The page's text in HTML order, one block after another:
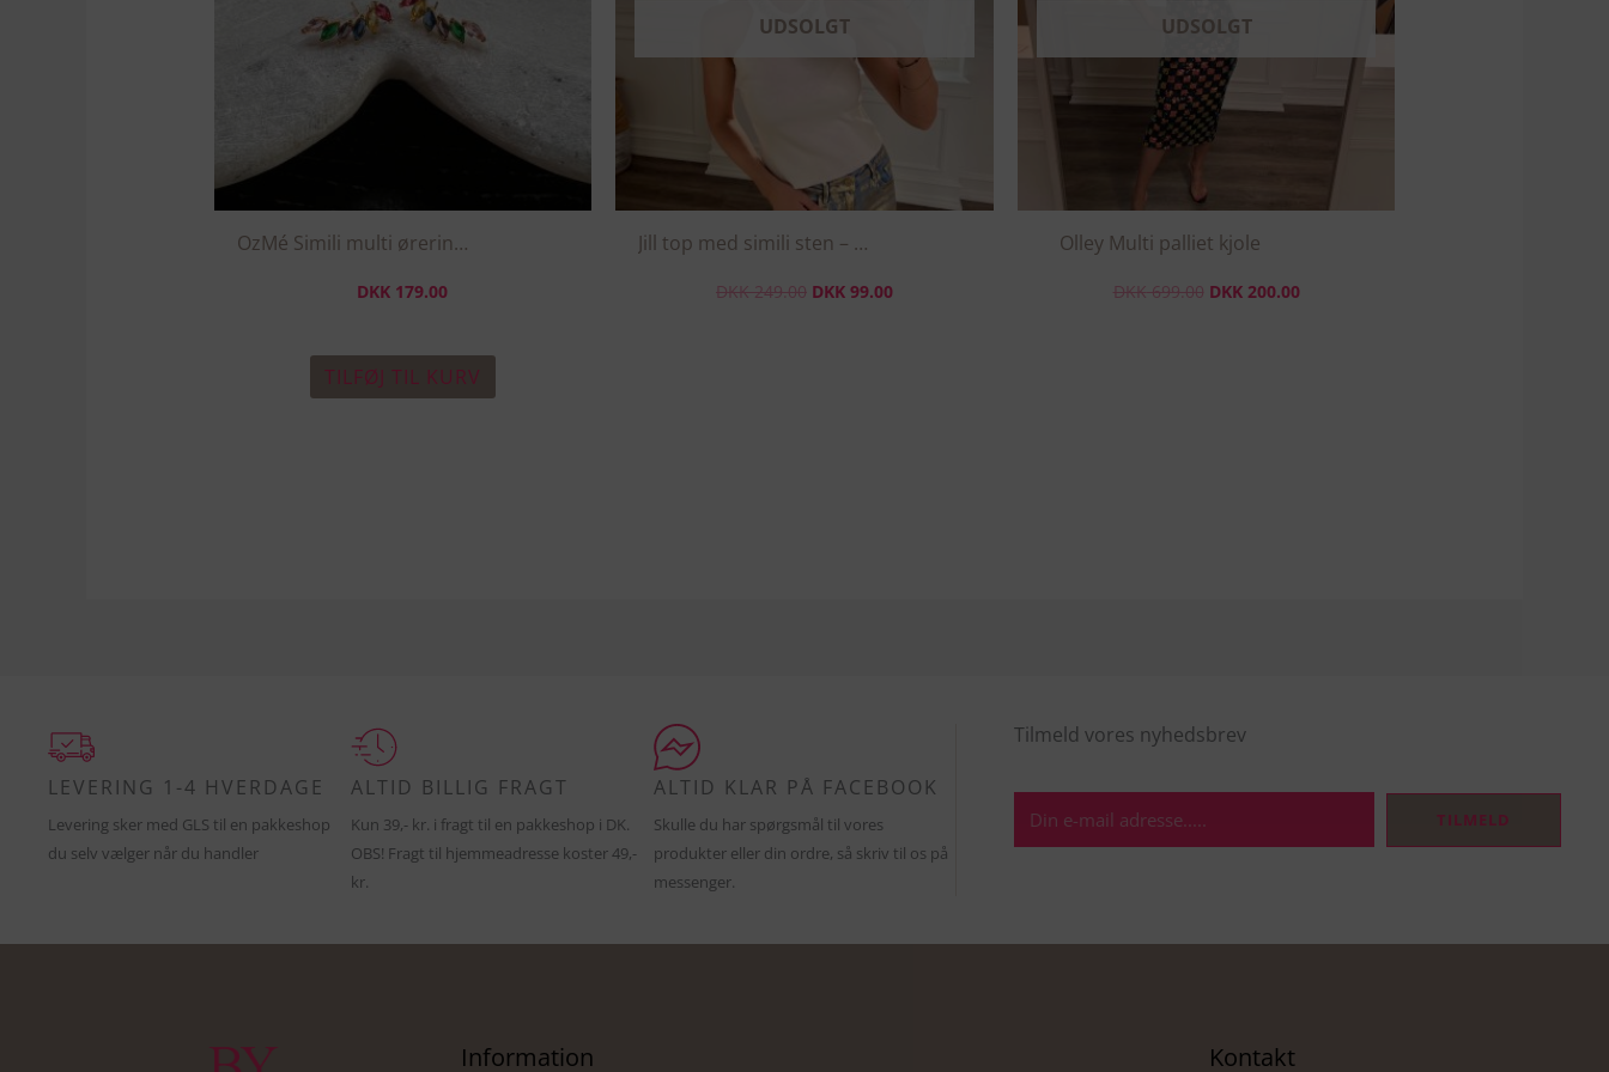
OzMé Simili multi øreringe op af øret
DKK 179.00
TILFØJ TIL KURV
UDSOLGT
Jill top med simili sten – Hvid
DKK249.00 DKK99.00
Mulighederne
kan
varesiden
UDSOLGT
Olley Multi palliet kjole
DKK699.00 DKK200.00
Mulighederne
kan
vælges
på
LEVERING 1-4 HVERDAGE
Levering sker med GLS til en pakkeshop
du selv vælger når du handler
ALTID BILLIG FRAGT
Kun 39,- kr. i fragt til en pakkeshop i DK.
OBS! Fragt til hjemmeadresse koster 49,-
kr.
ALTID KLAR PÅ FACEBOOK
Skulle du har spørgsmål til vores
produkter eller din ordre, så skriv til os på
messenger.
Tilmeld vores nyhedsbrev
mail
TILMELD
Information Kontakt